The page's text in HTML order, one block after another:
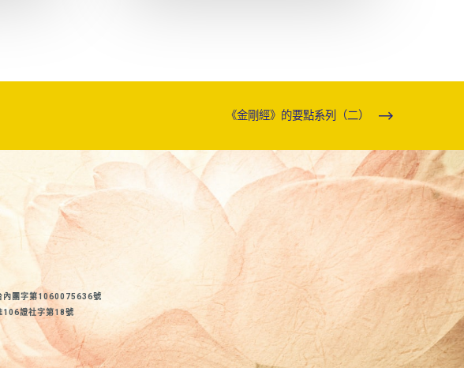
《金剛經》的要點系列（二）
內團字第1060075636號
106證社字第18號